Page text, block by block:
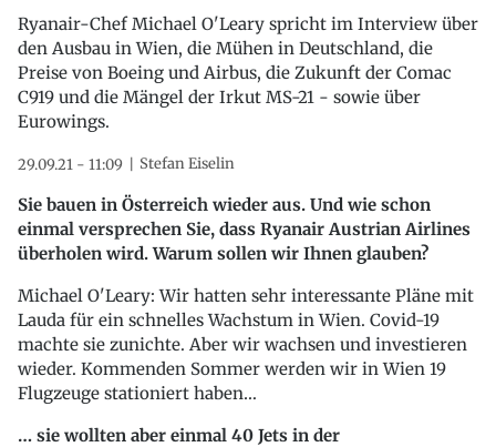
Ryanair-Chef Michael O'Leary spricht im Interview über
den Ausbau in Wien, die Mühen in Deutschland, die
Preise von Boeing und Airbus, die Zukunft der Comac
C919 und die Mängel der Irkut MS-21 - sowie über
Eurowings.
29.09.21 - 11:09 Stefan Eiselin
Sie bauen in Österreich wieder aus. Und wie schon
einmal versprechen Sie, dass Ryanair Austrian Airlines
überholen wird. Warum sollen wir Ihnen glauben?
Michael O'Leary: Wir hatten sehr interessante Pläne mit
Lauda für ein schnelles Wachstum in Wien. Covid-19
machte sie zunichte. Aber wir wachsen und investieren
wieder. Kommenden Sommer werden wir in Wien 19
Flugzeuge stationiert haben…
… sie wollten aber einmal 40 Jets in der